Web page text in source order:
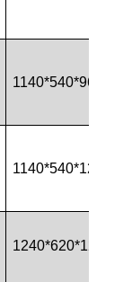
1140*540*960
1140*540*1210
1240*620*1210